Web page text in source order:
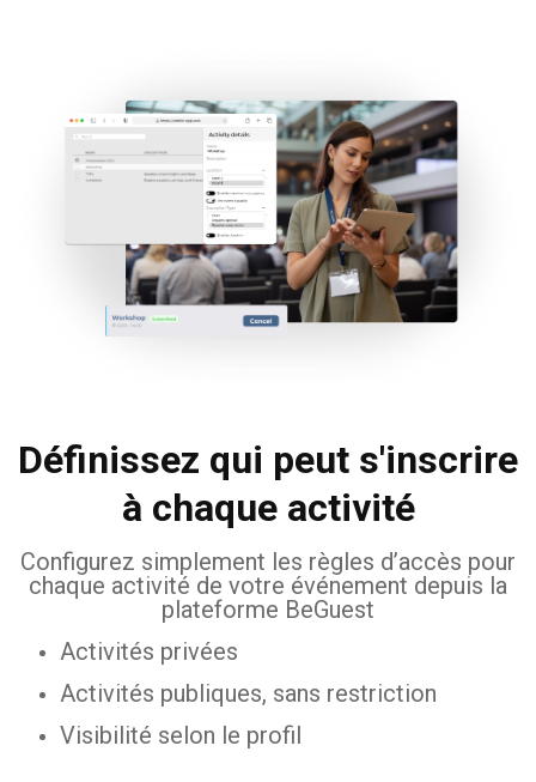
Définissez qui peut s'inscrire
à chaque activité
Configurez simplement les règles d’accès pour
chaque activité de votre événement depuis la
plateforme BeGuest
Activités privées
Activités publiques, sans restriction
Visibilité selon le profil